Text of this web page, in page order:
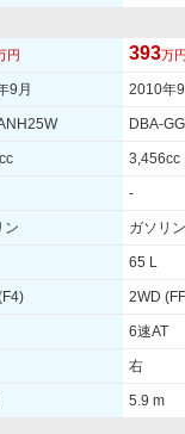
-
-
円 393万
9月 2010年
DBA-
3,456cc
-
ン ガソリン
65 L
2WD
6速AT
右
5.9 m